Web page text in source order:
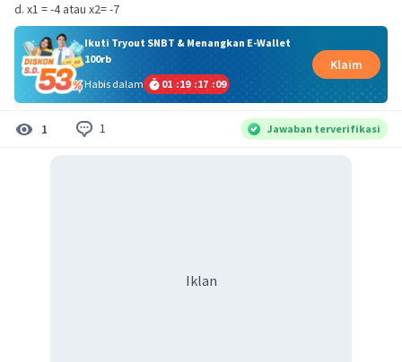
d. x1 = -4 atau x2= -7
Ikuti Tryout SNBT & Menangkan E-Wallet
100rb
Habis dalam
01 :19 :17 :08
Klaim
1 1 Jawaban terverifikasi
Iklan